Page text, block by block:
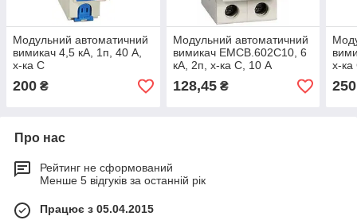
Модульний автоматичний
вимикач 4,5 кА, 1п, 40 А,
х-ка С
200 ₴
Модульний автоматичний
вимикач EMCB.602C10, 6
кА, 2п, х-ка С, 10 А
128,45₴
х-ка
250
Про нас
Рейтинг не сформований
Менше 5 відгуків за останній рік
Працює з 05.04.2015